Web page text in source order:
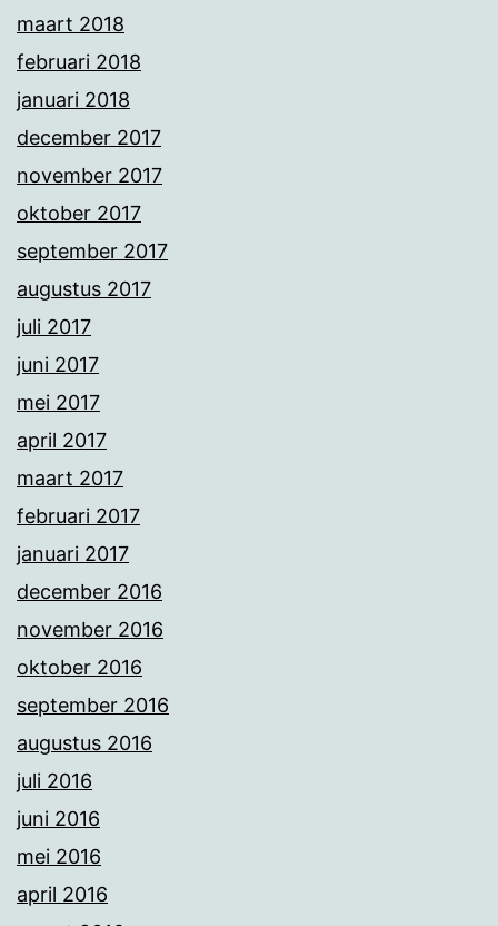
maart 2018
februari 2018
januari 2018
december 2017
november 2017
oktober 2017
september 2017
augustus 2017
juli 2017
juni 2017
mei 2017
april 2017
maart 2017
februari 2017
januari 2017
december 2016
november 2016
oktober 2016
september 2016
augustus 2016
juli 2016
juni 2016
mei 2016
april 2016